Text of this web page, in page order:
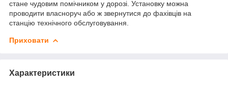
стане чудовим помічником у дорозі. Установку можна
проводити власноруч або ж звернутися до фахівців на
станцію технічного обслуговування.
Приховати
Характеристики